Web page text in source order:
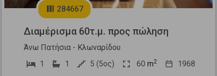
284667
Διαμέρισμα 60τ.μ. προς πώληση
Άνω Πατήσια - Κλωναρίδου
1
1 5 (5ος) 60 m2 1968